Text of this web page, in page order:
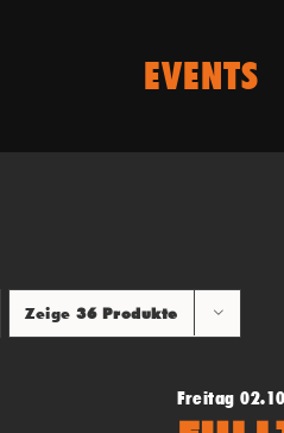
EVENTS
Zeige36 Produkte
Freitag